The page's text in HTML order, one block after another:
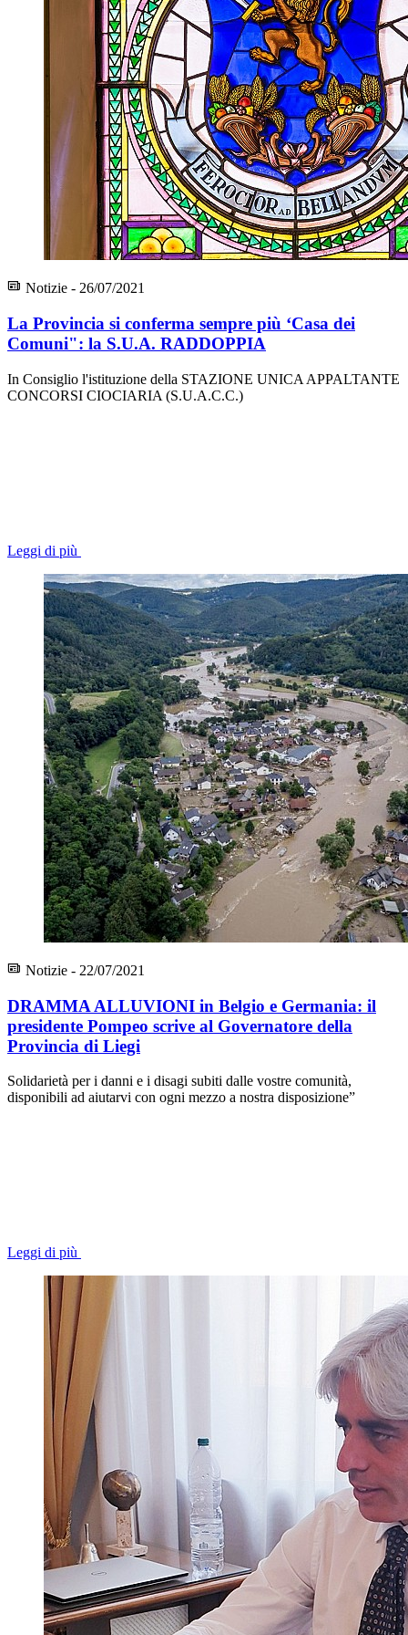
Notizie - 26/07/2021
La Provincia si conferma sempre più ‘Casa dei
Comuni": la S.U.A. RADDOPPIA
In Consiglio l'istituzione della STAZIONE UNICA APPALTANTE
CONCORSI CIOCIARIA (S.U.A.C.C.)
Leggi di più
Notizie - 22/07/2021
DRAMMA ALLUVIONI in Belgio e Germania: il
presidente Pompeo scrive al Governatore della
Provincia di Liegi
Solidarietà per i danni e i disagi subiti dalle vostre comunità,
disponibili ad aiutarvi con ogni mezzo a nostra disposizione”
Leggi di più